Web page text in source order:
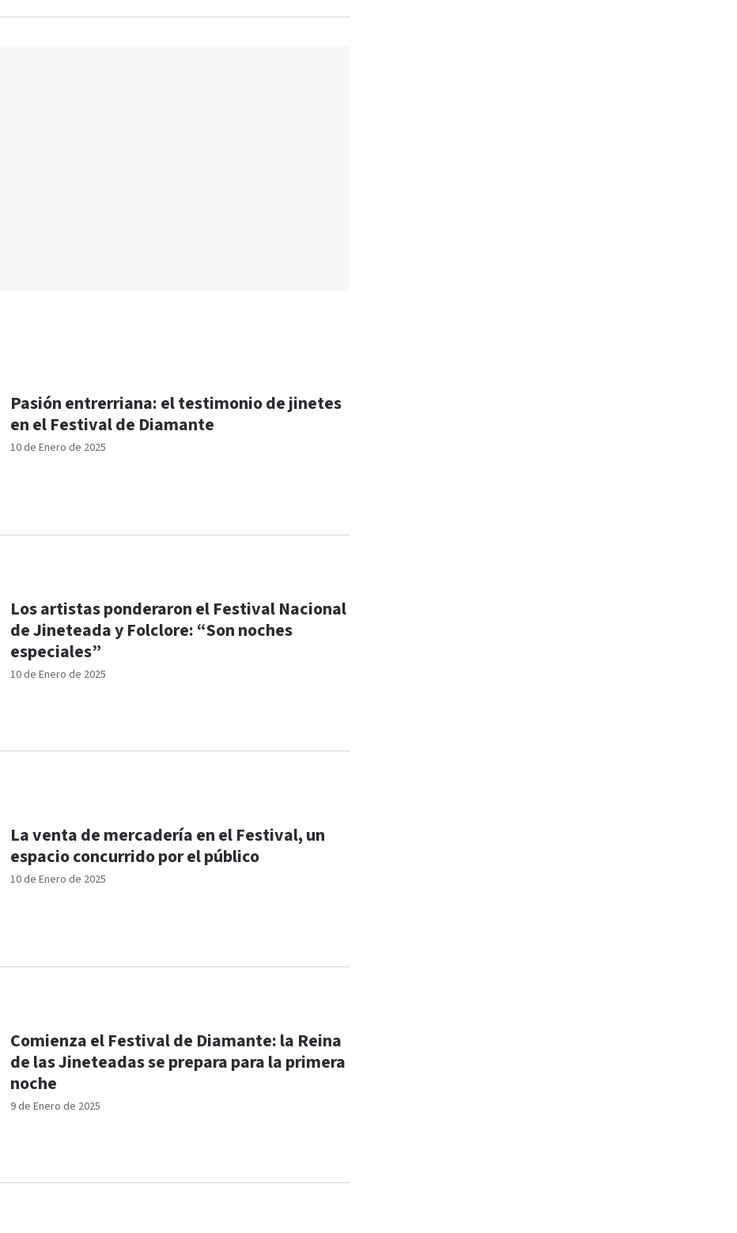
10 de Enero de 2025
Pasión entrerriana: el testimonio de jinetes
en el Festival de Diamante
10 de Enero de 2025
Los artistas ponderaron el Festival Nacional
de Jineteada y Folclore: “Son noches
especiales”
10 de Enero de 2025
La venta de mercadería en el Festival, un
espacio concurrido por el público
9 de Enero de 2025
Comienza el Festival de Diamante: la Reina
de las Jineteadas se prepara para la primera
noche